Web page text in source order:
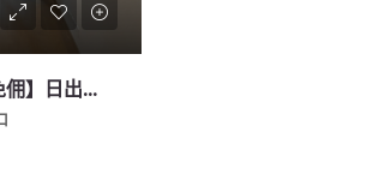
【康城: Ocean Marini: 業主放租免佣】日出康城 Lohas 9期 2房 少海開廚 479sf 明廁